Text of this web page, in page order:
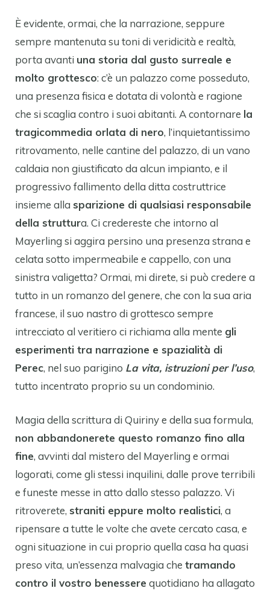
È evidente, ormai, che la narrazione, seppure
sempre mantenuta su toni di veridicità e realtà,
porta avanti una storia dal gusto surreale e
molto grottesco: c’è un palazzo come posseduto,
una presenza fisica e dotata di volontà e ragione
che si scaglia contro i suoi abitanti. A contornare la
tragicommedia orlata di nero, l’inquietantissimo
ritrovamento, nelle cantine del palazzo, di un vano
caldaia non giustificato da alcun impianto, e il
progressivo fallimento della ditta costruttrice
insieme alla sparizione di qualsiasi responsabile
della struttura. Ci credereste che intorno al
Mayerling si aggira persino una presenza strana e
celata sotto impermeabile e cappello, con una
sinistra valigetta? Ormai, mi direte, si può credere a
tutto in un romanzo del genere, che con la sua aria
francese, il suo nastro di grottesco sempre
intrecciato al veritiero ci richiama alla mente gli
esperimenti tra narrazione e spazialità di
Perec, nel suo parigino La vita, istruzioni per l’uso,
tutto incentrato proprio su un condominio.
Magia della scrittura di Quiriny e della sua formula,
non abbandonerete questo romanzo fino alla
fine, avvinti dal mistero del Mayerling e ormai
logorati, come gli stessi inquilini, dalle prove terribili
e funeste messe in atto dallo stesso palazzo. Vi
ritroverete, straniti eppure molto realistici, a
ripensare a tutte le volte che avete cercato casa, e
ogni situazione in cui proprio quella casa ha quasi
preso vita, un’essenza malvagia che tramando
contro il vostro benessere quotidiano ha allagato